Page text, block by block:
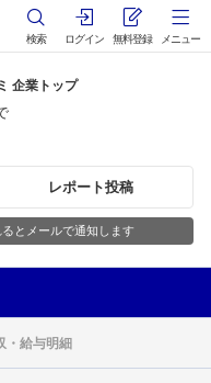
検索 ログイン 無料登録 メニュー
企業トップ
レポート投稿
とメールで通知します
・ 給与明細